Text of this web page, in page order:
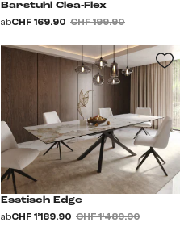
Barstuhl Clea-Flex
abCHF 169.90 CHF 199.90
Esstisch Edge
abCHF 1’189.90 CHF 1’489.90